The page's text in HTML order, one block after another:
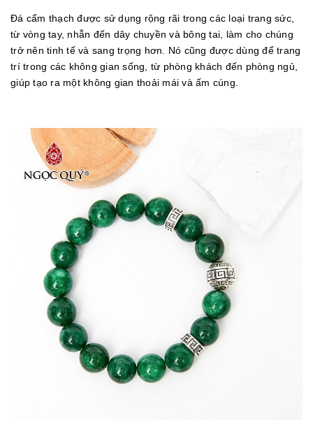
Đá cẩm thạch được sử dụng rộng rãi trong các loại trang sức,
từ vòng tay, nhẫn đến dây chuyền và bông tai, làm cho chúng
trở nên tinh tế và sang trọng hơn. Nó cũng được dùng để trang
trí trong các không gian sống, từ phòng khách đến phòng ngủ,
giúp tạo ra một không gian thoải mái và ấm cúng.